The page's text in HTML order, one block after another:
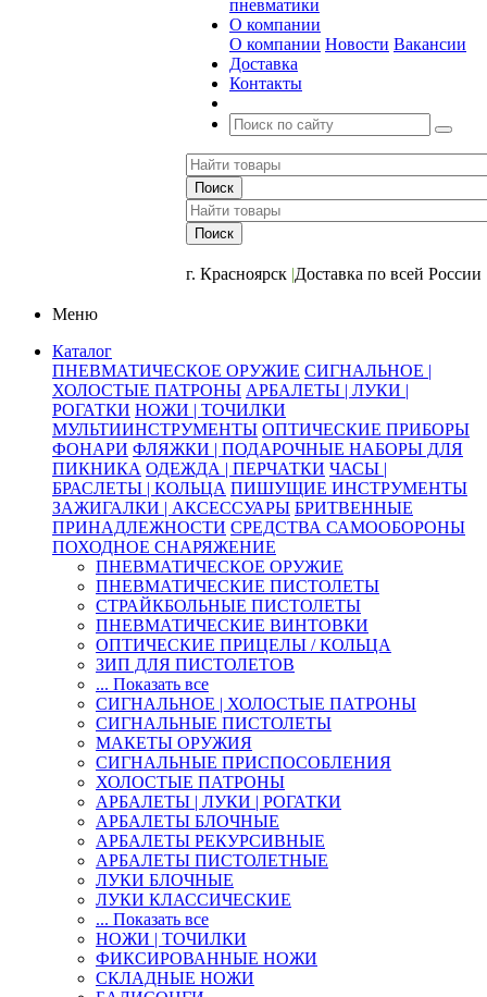
пневматики
О компании
О компании Новости Вакансии
Доставка
Контакты
г. Красноярск |Доставка по всей России
Меню
Каталог
ПНЕВМАТИЧЕСКОЕ ОРУЖИЕ СИГНАЛЬНОЕ |
ХОЛОСТЫЕ ПАТРОНЫ АРБАЛЕТЫ | ЛУКИ |
РОГАТКИ НОЖИ | ТОЧИЛКИ
МУЛЬТИИНСТРУМЕНТЫ ОПТИЧЕСКИЕ ПРИБОРЫ
ФОНАРИ ФЛЯЖКИ | ПОДАРОЧНЫЕ НАБОРЫ ДЛЯ
ПИКНИКА ОДЕЖДА | ПЕРЧАТКИ ЧАСЫ |
БРАСЛЕТЫ | КОЛЬЦА ПИШУЩИЕ ИНСТРУМЕНТЫ
ЗАЖИГАЛКИ | АКСЕССУАРЫ БРИТВЕННЫЕ
ПРИНАДЛЕЖНОСТИ СРЕДСТВА САМООБОРОНЫ
ПОХОДНОЕ СНАРЯЖЕНИЕ
ПНЕВМАТИЧЕСКОЕ ОРУЖИЕ
ПНЕВМАТИЧЕСКИЕ ПИСТОЛЕТЫ
СТРАЙКБОЛЬНЫЕ ПИСТОЛЕТЫ
ПНЕВМАТИЧЕСКИЕ ВИНТОВКИ
ОПТИЧЕСКИЕ ПРИЦЕЛЫ / КОЛЬЦА
ЗИП ДЛЯ ПИСТОЛЕТОВ
... Показать все
СИГНАЛЬНОЕ | ХОЛОСТЫЕ ПАТРОНЫ
СИГНАЛЬНЫЕ ПИСТОЛЕТЫ
МАКЕТЫ ОРУЖИЯ
СИГНАЛЬНЫЕ ПРИСПОСОБЛЕНИЯ
ХОЛОСТЫЕ ПАТРОНЫ
АРБАЛЕТЫ | ЛУКИ | РОГАТКИ
АРБАЛЕТЫ БЛОЧНЫЕ
АРБАЛЕТЫ РЕКУРСИВНЫЕ
АРБАЛЕТЫ ПИСТОЛЕТНЫЕ
ЛУКИ БЛОЧНЫЕ
ЛУКИ КЛАССИЧЕСКИЕ
... Показать все
НОЖИ | ТОЧИЛКИ
ФИКСИРОВАННЫЕ НОЖИ
СКЛАДНЫЕ НОЖИ